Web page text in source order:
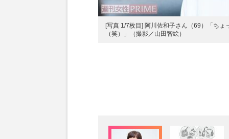
[写真 1/7枚目] 阿川佐和子さん（69）「ち
（笑）」（撮影／山田智絵）